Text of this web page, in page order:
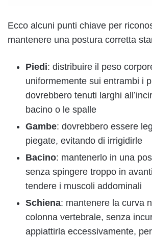
Ecco alcuni punti chiave per
mantenere una postura corretta
Piedi: distribuire il peso
uniformemente sui entrambi i
dovrebbero tenuti larghi
bacino o le spalle
Gambe: dovrebbero essere
piegate, evitando di irrigidirle
Bacino: mantenerlo in una
senza spingere troppo in
tendere i muscoli addominali
Schiena: mantenere la curva
colonna vertebrale, senza
appiattirla eccessivamente,